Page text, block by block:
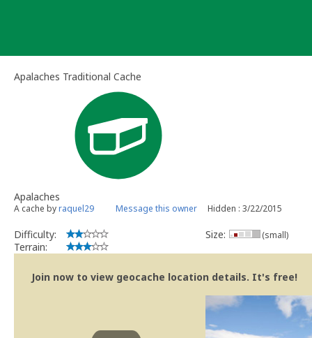
Apalaches Traditional Cache
Apalaches
A cache byraquel29 Message this owner Hidden : 3/22/2015
Difficulty:
Terrain:
Size: (small)
Join now to view geocache location details. It's free!